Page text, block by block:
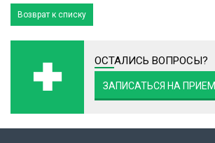
Возврат к списку
ОСТАЛИСЬ ВОПРОСЫ?
ЗАПИСАТЬСЯ НА ПРИЕМ